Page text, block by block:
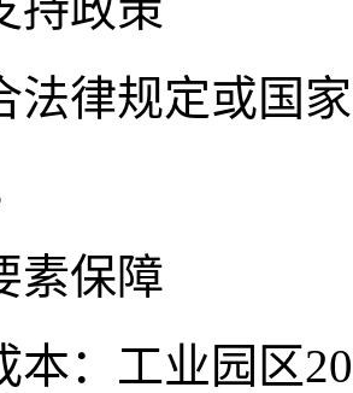
法律规定或国
素保障
本：工业园区